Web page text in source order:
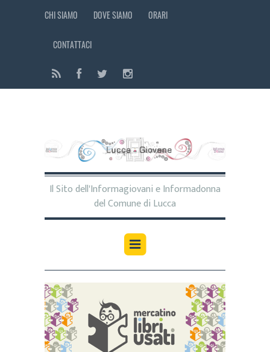
CHI SIAMO DOVE SIAMO ORARI
CONTATTACI
Il Sito dell'Informagiovani e Informadonna
del Comune di Lucca